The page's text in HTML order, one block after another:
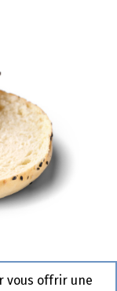
vous offrir une